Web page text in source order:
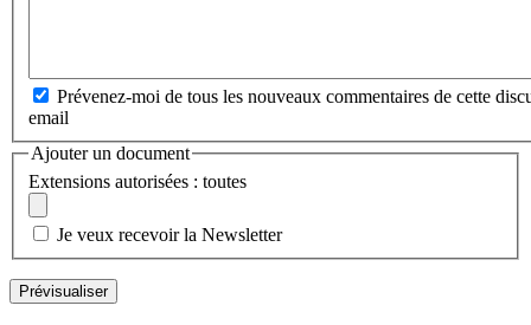
Prévenez-moi de tous les nouveaux commentaires de cette
email
Ajouter un document
Extensions autorisées : toutes
Je veux recevoir la Newsletter